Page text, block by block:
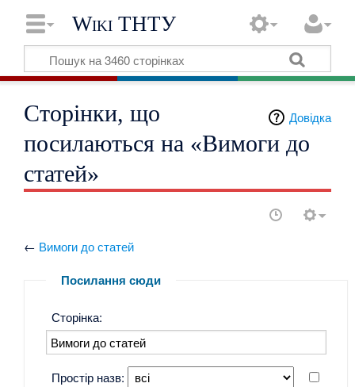
Wiki ТНТУ
Довідка
Сторінки, що
посилаються на «Вимоги до
статей»
← Вимоги до статей
Посилання сюди
Сторінка:
Простір назв: